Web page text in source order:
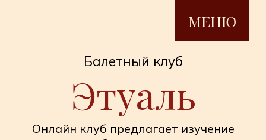
Этуаль
Онлайн клуб предлагает изучение
не только балетного искусства,
но и оперы, драматического театра,
перформансов и многого другого
из эфемерного мира иллюзий